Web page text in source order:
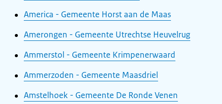
America - Gemeente Horst aan de Maas
Amerongen - Gemeente Utrechtse Heuvelrug
Ammerstol - Gemeente Krimpenerwaard
Ammerzoden - Gemeente Maasdriel
Amstelhoek - Gemeente De Ronde Venen